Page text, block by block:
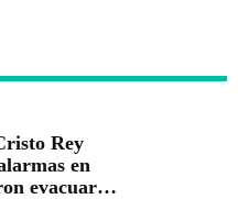
Rey
en
evacuar